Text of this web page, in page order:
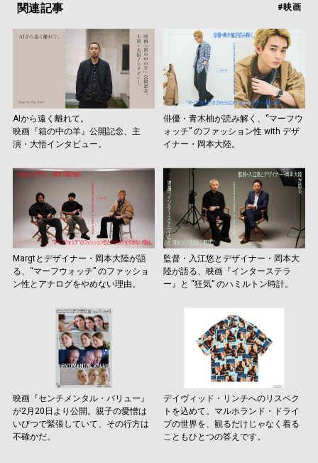
関連記事 #映画
AIから遠く離れて。
映画『箱の中の羊』公開記念、主
演・大悟インタビュー。
俳優・青木柚が読み解く、“マーフウ
ォッチ” のファッション性 with デザ
イナー・岡本大陸。
Margtとデザイナー・岡本大陸が語
る、“マーフウォッチ” のファッショ
ン性とアナログをやめない理由。
監督・入江悠とデザイナー・岡本大
陸が語る、映画『インターステラ
ー』と “狂気” のハミルトン時計。
映画『センチメンタル・バリュー』
が2月20日より公開。親子の愛憎は
いびつで緊張していて、その行方は
不確かだ。
デイヴィッド・リンチへのリスペク
トを込めて。マルホランド・ドライ
ブの世界を、観るだけじゃなく着る
こともひとつの答えです。